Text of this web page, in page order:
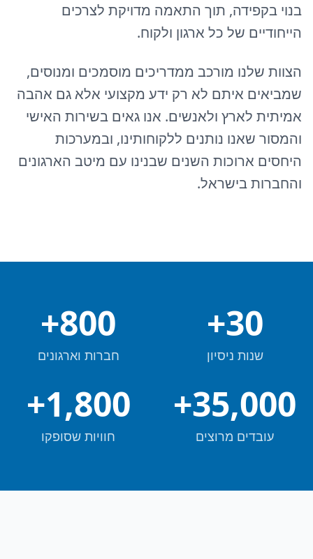
בנוי בקפידה, תוך התאמה מדויקת לצרכים
הייחודיים של כל ארגון ולקוח.
הצוות שלנו מורכב ממדריכים מוסמכים ומנוסים,
שמביאים איתם לא רק ידע מקצועי אלא גם אהבה
אמיתית לארץ ולאנשים. אנו גאים בשירות האישי
והמסור שאנו נותנים ללקוחותינו, ובמערכות
היחסים ארוכות השנים שבנינו עם מיטב הארגונים
והחברות בישראל.
30
+
שנות ניסיון
800
+
חברות וארגונים
35,000
+
עובדים מרוצים
1,800
+
חוויות שסופקו